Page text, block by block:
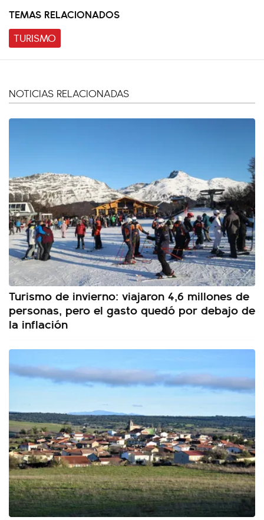
TEMAS RELACIONADOS
TURISMO
NOTICIAS RELACIONADAS
Turismo de invierno: viajaron 4,6 millones de
personas, pero el gasto quedó por debajo de
la inflación